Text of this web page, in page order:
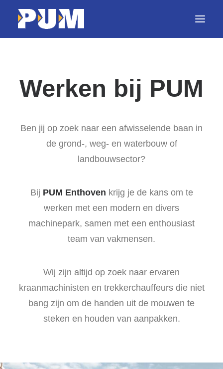
Diensten
Machines
Nieuws
Contact
Werken bij PUM
Ben jij op zoek naar een afwisselende baan in
de grond-, weg- en waterbouw of
landbouwsector?
Bij PUM Enthoven krijg je de kans om te
werken met een modern en divers
machinepark, samen met een enthousiast
team van vakmensen.
Wij zijn altijd op zoek naar ervaren
kraanmachinisten en trekkerchauffeurs die niet
bang zijn om de handen uit de mouwen te
steken en houden van aanpakken.